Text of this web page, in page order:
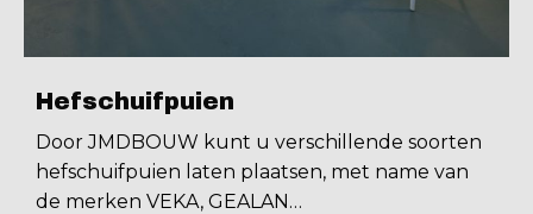
Hefschuifpuien
Door JMDBOUW kunt u verschillende soorten
hefschuifpuien laten plaatsen, met name van
de merken VEKA, GEALAN…